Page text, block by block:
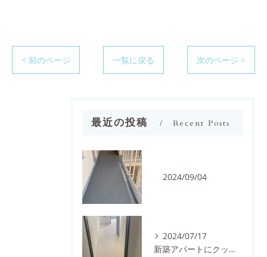
< 前のページ 一覧に戻る 次のページ >
最近の投稿 Recent Posts
2024/09/04
2024/07/17
新築アパートにクッションフロアを施工しました。